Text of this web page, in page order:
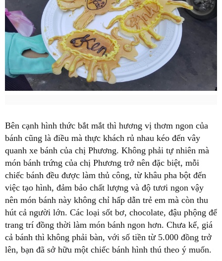
Bên cạnh hình thức bắt mắt thì hương vị thơm ngon của
bánh cũng là điều mà thực khách rủ nhau kéo đến vây
quanh xe bánh của chị Phương. Không phải tự nhiên mà
món bánh trứng của chị Phương trở nên đặc biệt, mỗi
chiếc bánh đều được làm thủ công, từ khâu pha bột đến
việc tạo hình, đảm bảo chất lượng và độ tươi ngon vậy
nên món bánh này không chỉ hấp dẫn trẻ em mà còn thu
hút cả người lớn. Các loại sốt bơ, chocolate, đậu phộng để
trang trí đồng thời làm món bánh ngon hơn. Chưa kể, giá
cả bánh thì không phải bàn, với số tiền từ 5.000 đồng trở
lên, bạn đã sở hữu một chiếc bánh hình thú theo ý muốn.